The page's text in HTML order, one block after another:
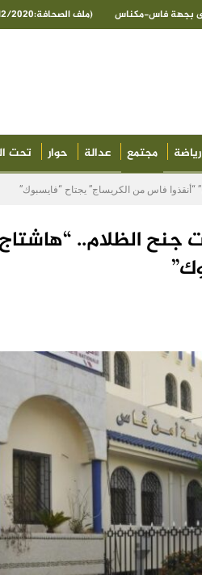
بجهة فاس-مكناس (ملف الصحافة:12/2020)
رياضة مجتمع عدالة حوار تحت
فاس من الكريساج” يجتاح “فايسبوك”
الظلام..